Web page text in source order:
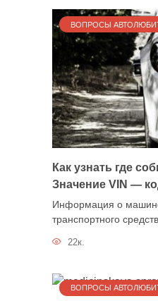
ВОПРОСЫ
Как узнать где
Значение VIN —
Информация о
транспортного
22к.
ВОПРОСЫ